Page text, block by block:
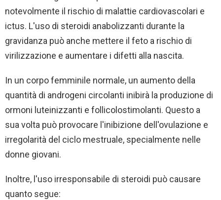
notevolmente il rischio di malattie cardiovascolari e
ictus. L'uso di steroidi anabolizzanti durante la
gravidanza può anche mettere il feto a rischio di
virilizzazione e aumentare i difetti alla nascita.
In un corpo femminile normale, un aumento della
quantità di androgeni circolanti inibirà la produzione di
ormoni luteinizzanti e follicolostimolanti. Questo a
sua volta può provocare l'inibizione dell'ovulazione e
irregolarità del ciclo mestruale, specialmente nelle
donne giovani.
Inoltre, l'uso irresponsabile di steroidi può causare
quanto segue: